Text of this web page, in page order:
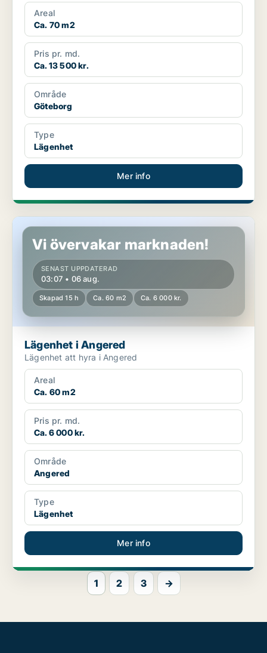
Areal
Ca. 70 m2
Pris pr. md.
Ca. 13 500 kr.
Område
Göteborg
Type
Lägenhet
Mer info
Lägenhet i Angered
Vi övervakar marknaden!
SENAST UPPDATERAD
03:07 • 06 aug.
Skapad 15 h Ca. 60 m2 Ca. 6 000 kr.
Lägenhet i Angered
Lägenhet att hyra i Angered
Areal
Ca. 60 m2
Pris pr. md.
Ca. 6 000 kr.
Område
Angered
Type
Lägenhet
Mer info
1 2 3 →